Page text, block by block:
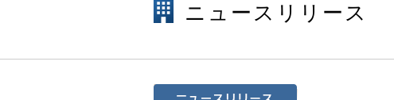
ニュースリリース